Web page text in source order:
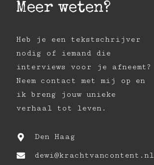
Meer weten?
Heb je een tekstschrijver
nodig of iemand die
interviews voor je afneemt?
Neem contact met mij op en
ik breng jouw unieke
verhaal tot leven.
Den Haag
dewi@krachtvancontent.nl